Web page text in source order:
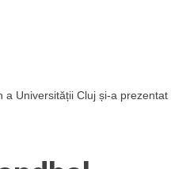
a Universității Cluj și-a prezentat